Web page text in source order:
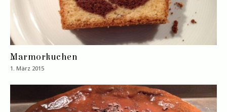
Marmorkuchen
1. März 2015